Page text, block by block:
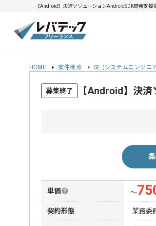
【Android】決済ソリューションAndroidSDK開発支
HOME 案件検索 SE (システムエンジニ
募集終了 【Android】決
単価 〜
契約形態 業務委